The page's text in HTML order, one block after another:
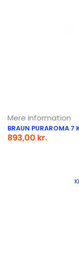
Mere information
BRAUN PURAROMA 7
893,00 kr.